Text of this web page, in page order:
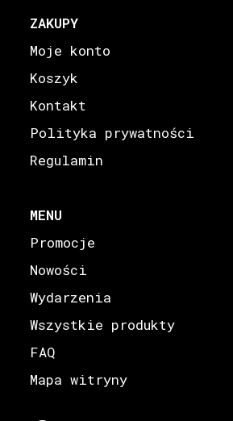
ZAKUPY
Moje konto
Koszyk
Kontakt
Polityka prywatności
Regulamin
MENU
Promocje
Nowości
Wydarzenia
Wszystkie produkty
FAQ
Mapa witryny